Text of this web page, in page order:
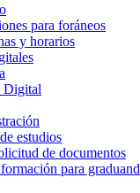
para foráneos
y horarios
Digital
estudios
de documentos
para